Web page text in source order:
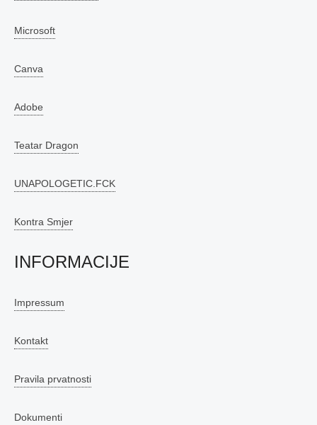
Microsoft
Canva
Adobe
Teatar Dragon
UNAPOLOGETIC.FCK
Kontra Smjer
INFORMACIJE
Impressum
Kontakt
Pravila prvatnosti
Dokumenti